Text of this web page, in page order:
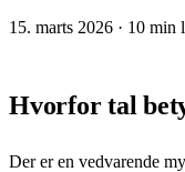
15. marts 2026 · 10 min
Hvorfor tal
Der er en vedvarende